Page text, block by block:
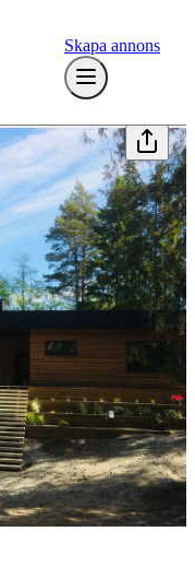
Skapa annons